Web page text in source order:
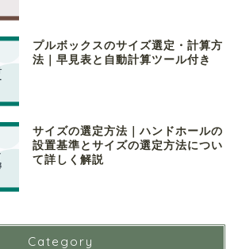
プルボックスのサイズ選定・計算方
法｜早見表と自動計算ツール付き
サイズの選定方法｜ハンドホールの
設置基準とサイズの選定方法につい
て詳しく解説
Category